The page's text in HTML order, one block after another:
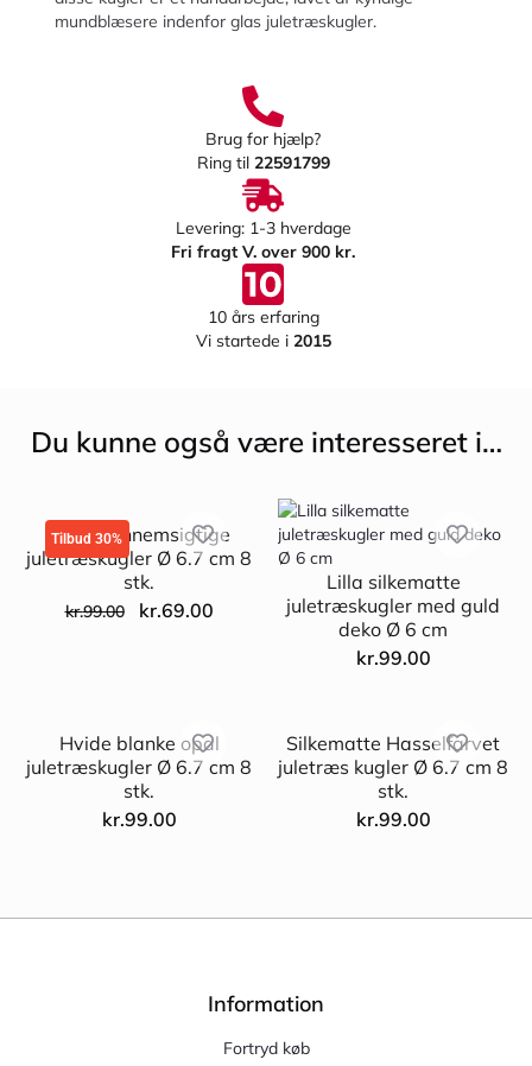
Brug for hjælp?
Ring til 22591799
Levering: 1-3 hverdage
Fri fragt V. over 900 kr.
10 års erfaring
Vi startede i 2015
mundblæsere indenfor glas juletræskugler.
Du kunne også være interesseret i…
Tilbud 30%
Klare gennemsigtige
juletræskugler Ø 6.7 cm 8
stk.
kr.99.00 kr.69.00
Lilla silkematte
juletræskugler med guld
deko Ø 6 cm
kr.99.00
Hvide blanke opal
juletræskugler Ø 6.7 cm 8
stk.
kr.99.00
Silkematte Hasselfarvet
juletræs kugler Ø 6.7 cm 8
stk.
kr.99.00
Information
Fortryd køb